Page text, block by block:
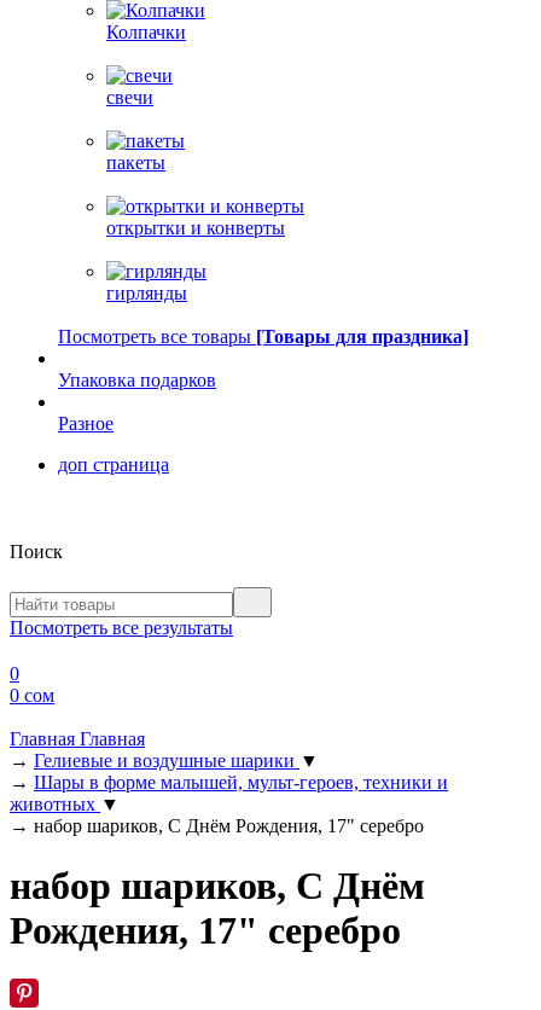
Колпачки
свечи
пакеты
открытки и конверты
гирлянды
Посмотреть все товары [Товары для праздника]
Упаковка подарков
Разное
доп страница
Поиск
Посмотреть все результаты
0
0 сом
Главная Главная
→ Гелиевые и воздушные шарики ▼
→ Шары в форме малышей, мульт-героев, техники и
животных ▼
→ набор шариков, С Днём Рождения, 17" серебро
набор шариков, С Днём
Рождения, 17" серебро